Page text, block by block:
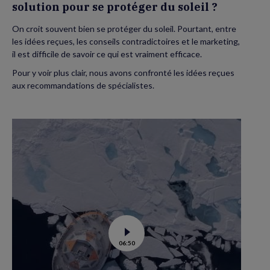
solution pour se protéger du soleil ?
On croit souvent bien se protéger du soleil. Pourtant, entre
les idées reçues, les conseils contradictoires et le marketing,
il est difficile de savoir ce qui est vraiment efficace.
Pour y voir plus clair, nous avons confronté les idées reçues
aux recommandations de spécialistes.
Voir
la
vidéo
de
Tara
06:50